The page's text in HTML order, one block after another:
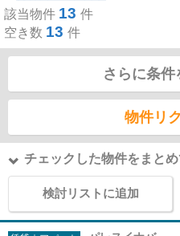
該当物件 13 件
空き数 13 件
さらに条
物件リ
チェックした物件をまとめ
検討リストに追加